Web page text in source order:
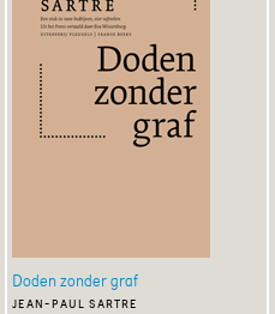
Doden zonder graf
jean-paul sartre